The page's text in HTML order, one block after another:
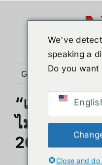
Go to...
“เกม VR น่
ไม่พลาดใน
2025”
We've
speaking a
Do you
Close and